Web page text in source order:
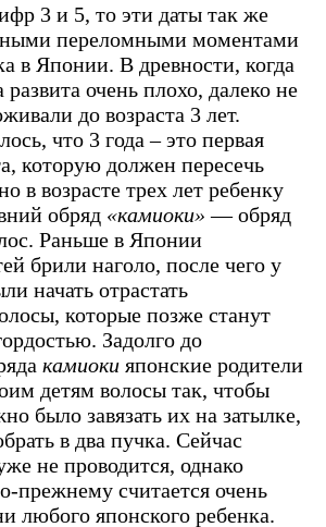
3 и 5, то эти даты так же
переломными моментами
в Японии. В древности, когда
очень плохо, далеко не
до возраста 3 лет.
что 3 года – это первая
которую должен пересечь
в возрасте трех лет ребенку
обряд «камиоки» — обряд
Раньше в Японии
брили наголо, после чего у
начать отрастать
которые позже станут
Задолго до
камиоки японские родители
детям волосы так, чтобы
было завязать их на затылке,
в два пучка. Сейчас
не проводится, однако
прежнему считается очень
любого японского ребенка.